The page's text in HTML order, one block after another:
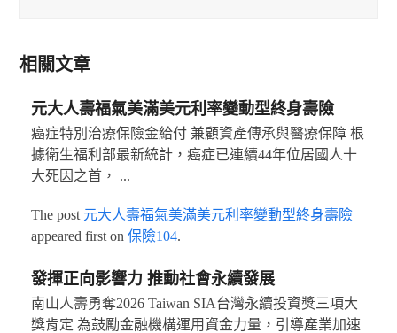
相關文章
元大人壽福氣美滿美元利率變動型終身壽險
癌症特別治療保險金給付 兼顧資產傳承與醫療保障 根
據衛生福利部最新統計，癌症已連續44年位居國人十
大死因之首， ...
The post 元大人壽福氣美滿美元利率變動型終身壽險
appeared first on 保險104.
發揮正向影響力 推動社會永續發展
南山人壽勇奪2026 Taiwan SIA台灣永續投資獎三項大
獎肯定 為鼓勵金融機構運用資金力量，引導產業加速